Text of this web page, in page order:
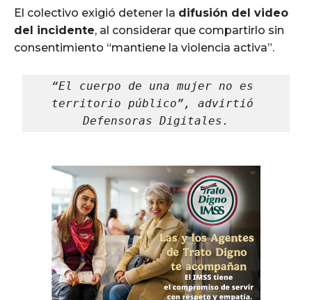
El colectivo exigió detener la difusión del video
del incidente, al considerar que compartirlo sin
consentimiento “mantiene la violencia activa”.
“El cuerpo de una mujer no es
territorio público”, advirtió
Defensoras Digitales.